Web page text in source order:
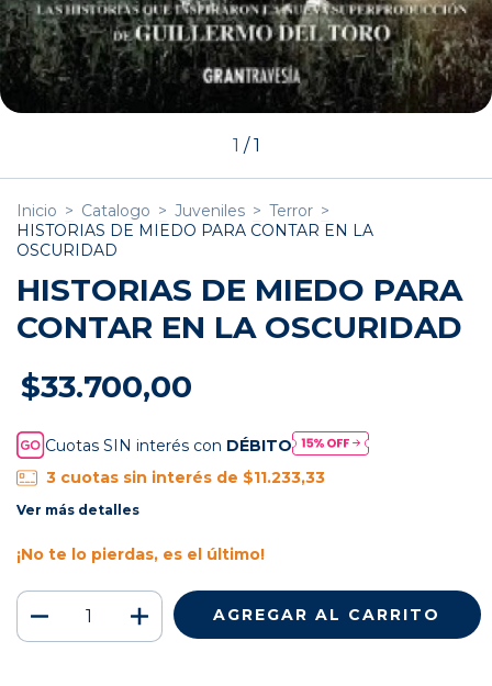
1 /1
Inicio > Catalogo > Juveniles > Terror >
HISTORIAS DE MIEDO PARA CONTAR EN LA
OSCURIDAD
HISTORIAS DE MIEDO PARA
CONTAR EN LA OSCURIDAD
$33.700,00
Cuotas SIN interés con DÉBITO
3 cuotas sin interés de $11.233,33
Ver más detalles
¡No te lo pierdas, es el último!